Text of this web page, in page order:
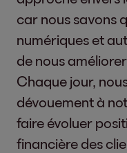
car nous savons
numériques et
de nous
Chaque jour,
dévouement à
faire évoluer
financière des